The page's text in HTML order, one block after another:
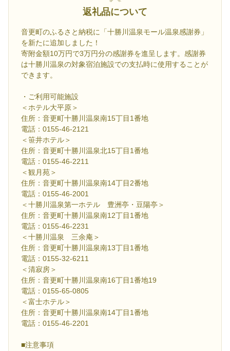
返礼品について
音更町のふるさと納税に「十勝川温泉モール温泉感謝券」
を新たに追加しました！
寄附金額10万円で3万円分の感謝券を進呈します。感謝券
は十勝川温泉の対象宿泊施設での支払時に使用することが
できます。
・ご利用可能施設
＜ホテル大平原＞
住所：音更町十勝川温泉南15丁目1番地
電話：0155-46-2121
＜笹井ホテル＞
住所：音更町十勝川温泉北15丁目1番地
電話：0155-46-2211
＜観月苑＞
住所：音更町十勝川温泉南14丁目2番地
電話：0155-46-2001
＜十勝川温泉第一ホテル 豊洲亭・豆陽亭＞
住所：音更町十勝川温泉南12丁目1番地
電話：0155-46-2231
＜十勝川温泉 三余庵＞
住所：音更町十勝川温泉南13丁目1番地
電話：0155-32-6211
＜清寂房＞
住所：音更町十勝川温泉南16丁目1番地19
電話：0155-65-0805
＜富士ホテル＞
住所：音更町十勝川温泉南14丁目1番地
電話：0155-46-2201
■注意事項